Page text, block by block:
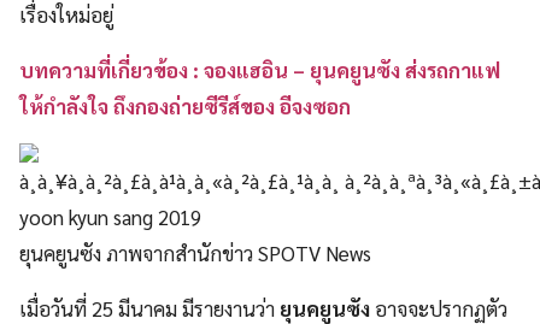
เรื่องใหม่อยู่
บทความที่เกี่ยวข้อง : จองแฮอิน – ยุนคยูนซัง ส่งรถกาแฟ
ให้กำลังใจ ถึงกองถ่ายซีรีส์ของ อีจงซอก
ยุนคยูนซัง ภาพจากสำนักข่าว SPOTV News
เมื่อวันที่ 25 มีนาคม มีรายงานว่า ยุนคยูนซัง อาจจะปรากฏตัว